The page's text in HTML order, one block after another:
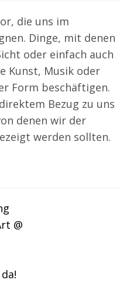
die uns im
Dinge, mit denen
oder einfach auch
Kunst, Musik oder
Form beschäftigen.
Bezug zu uns
denen wir der
werden sollten.
@